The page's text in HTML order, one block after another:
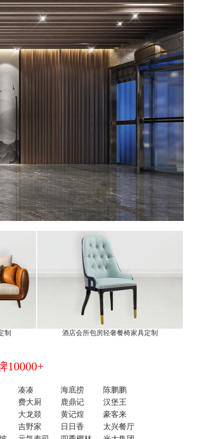
制 酒店会所包房轻奢餐椅家具定制
10000+
凑凑 海底捞
陈鹏鹏
费大厨
鹿鼎记
汉堡王
大龙燚
黄记煌
豪客来
吉野家
日日香
太兴餐厅